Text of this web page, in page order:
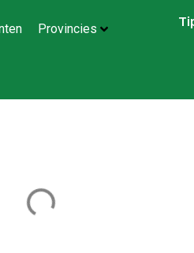
Provincies